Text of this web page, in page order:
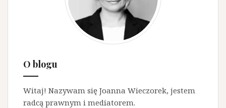
nie
popełnić
często
błędów
O blogu
Witaj! Nazywam się Joanna Wieczorek, jestem
radcą prawnym i mediatorem.